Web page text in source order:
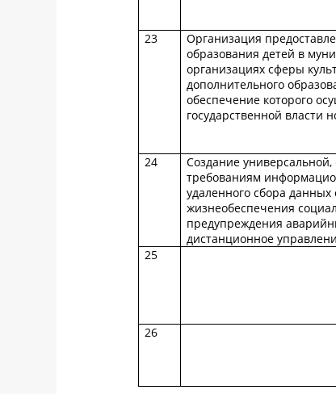
23
Организация
образования детей в
организациях сферы
дополнительного
обеспечение которого
государственной власти
24
Создание
требованиям
удаленного сбора данных
жизнеобеспечения
предупреждения
дистанционное
25
26